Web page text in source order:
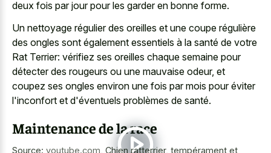
deux fois par jour pour les garder en bonne forme.
Un nettoyage régulier des oreilles et une coupe régulière
des ongles sont également essentiels à la santé de votre
Rat Terrier: vérifiez ses oreilles chaque semaine pour
détecter des rougeurs ou une mauvaise odeur, et
coupez ses ongles environ une fois par mois pour éviter
l'inconfort et d'éventuels problèmes de santé.
Maintenance de la race
Source: youtube.com Chien ratterrier, tempérament et